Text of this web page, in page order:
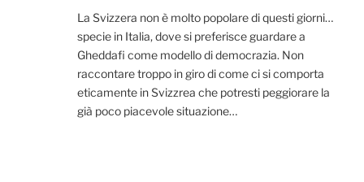
La Svizzera non è molto popolare di questi giorni…
specie in Italia, dove si preferisce guardare a
Gheddafi come modello di democrazia. Non
raccontare troppo in giro di come ci si comporta
eticamente in Svizzrea che potresti peggiorare la
già poco piacevole situazione…